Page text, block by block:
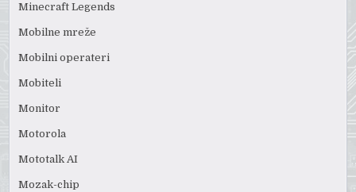
Minecraft Legends
Mobilne mreže
Mobilni operateri
Mobiteli
Monitor
Motorola
Mototalk AI
Mozak-chip